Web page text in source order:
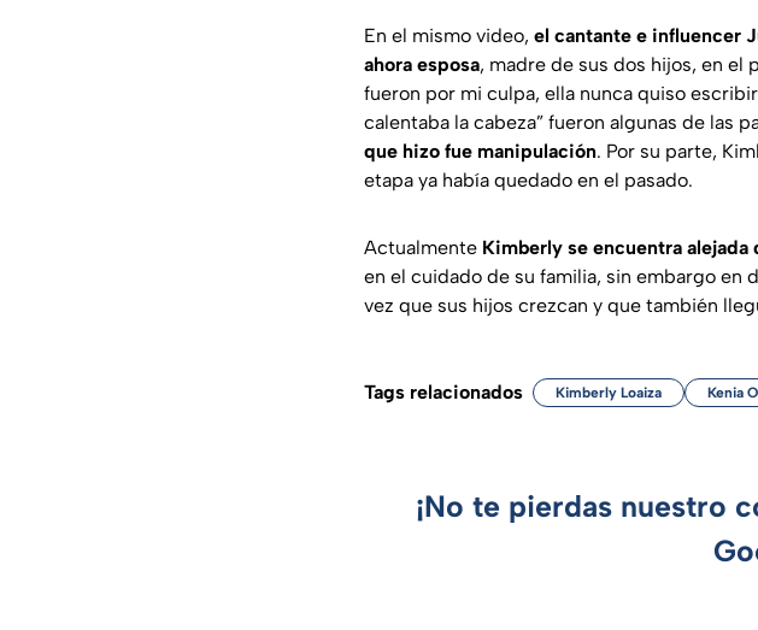
En el mismo video, el cantante e influencer
ahora esposa, madre de sus dos hijos, en el
fueron por mi culpa, ella nunca quiso
calentaba la cabeza” fueron algunas de las
que hizo fue manipulación. Por su parte,
etapa ya había quedado en el pasado.
Actualmente Kimberly se encuentra
en el cuidado de su familia, sin embargo en
vez que sus hijos crezcan y que también
Tags relacionados Kimberly Loaiza Kenia
¡No te pierdas nuestro